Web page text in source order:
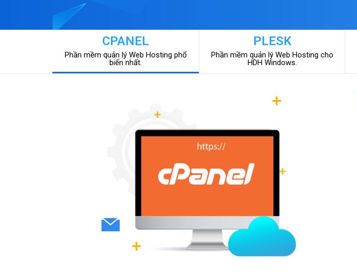
CPANEL
Phần mềm quản lý Web Hosting phổ
biến nhất.
PLESK
Phần mềm quản lý Web Hosting cho
HDH Windows.